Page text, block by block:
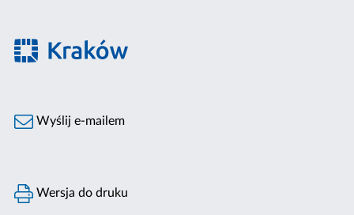
Wyślij e-mailem
Wersja do druku